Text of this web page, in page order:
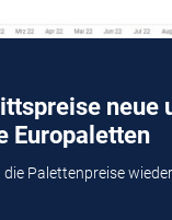
neue
Europaletten
Palettenpreise